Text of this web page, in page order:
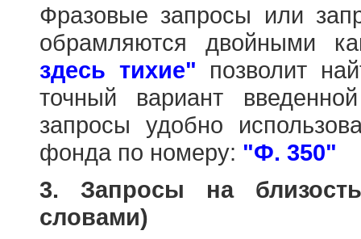
Фразовые запросы или
обрамляются двойными
здесь тихие" позволит
точный вариант
запросы удобно
фонда по номеру: "Ф. 350"
3. Запросы на
словами)